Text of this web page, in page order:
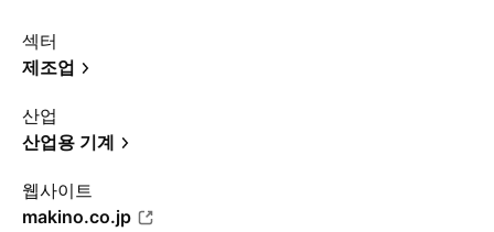
섹터
제조업
산업
산업용 기계
웹사이트
makino.co.jp